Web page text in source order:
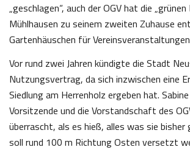
„geschlagen“, auch der OGV hat die
Mühlhausen zu seinem zweiten Zuhause
Gartenhäuschen für
Vor rund zwei Jahren kündigte die Stadt
Nutzungsvertrag, da sich inzwischen eine
Siedlung am Herrenholz ergeben hat.
Vorsitzende und die Vorstandschaft des
überrascht, als es hieß, alles was sie
soll rund 100 m Richtung Osten versetzt